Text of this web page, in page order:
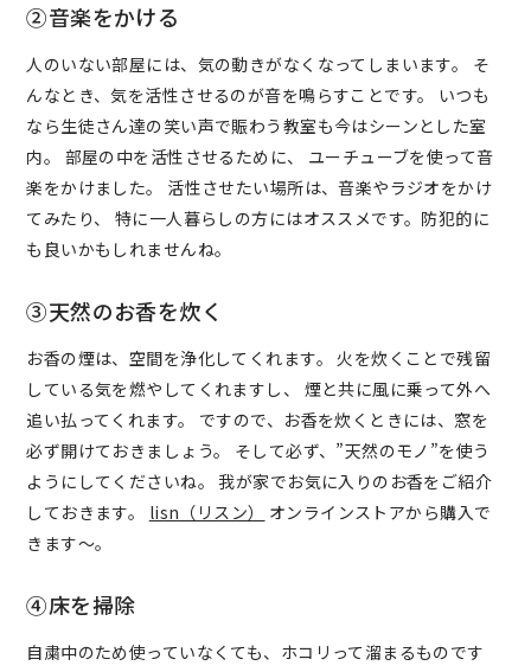
②音楽をかける
人のいない部屋には、気の動きがなくなってしまいます。 そ
んなとき、気を活性させるのが音を鳴らすことです。 いつも
なら生徒さん達の笑い声で賑わう教室も今はシーンとした室
内。 部屋の中を活性させるために、 ユーチューブを使って音
楽をかけました。 活性させたい場所は、音楽やラジオをかけ
てみたり、 特に一人暮らしの方にはオススメです。防犯的に
も良いかもしれませんね。
③天然のお香を炊く
お香の煙は、空間を浄化してくれます。 火を炊くことで残留
している気を燃やしてくれますし、 煙と共に風に乗って外へ
追い払ってくれます。 ですので、お香を炊くときには、窓を
必ず開けておきましょう。 そして必ず、”天然のモノ”を使う
ようにしてくださいね。 我が家でお気に入りのお香をご紹介
しておきます。 lisn（リスン）
オンラインストアから購入で
きます～。
④床を掃除
自粛中のため使っていなくても、ホコリって溜まるものです